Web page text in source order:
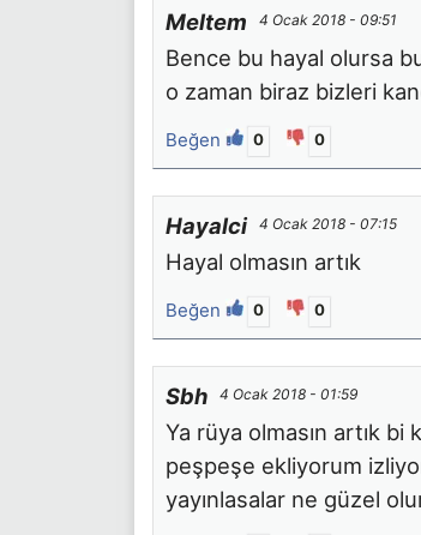
Meltem 4 Ocak 2018 - 09:51
Bence bu hayal olursa
o zaman biraz bizleri
Beğen 0 0
Hayalci 4 Ocak 2018 - 07:15
Hayal olmasın artık
Beğen 0 0
Sbh 4 Ocak 2018 - 01:59
Ya rüya olmasın artık
peşpeşe ekliyorum
yayınlasalar ne güzel